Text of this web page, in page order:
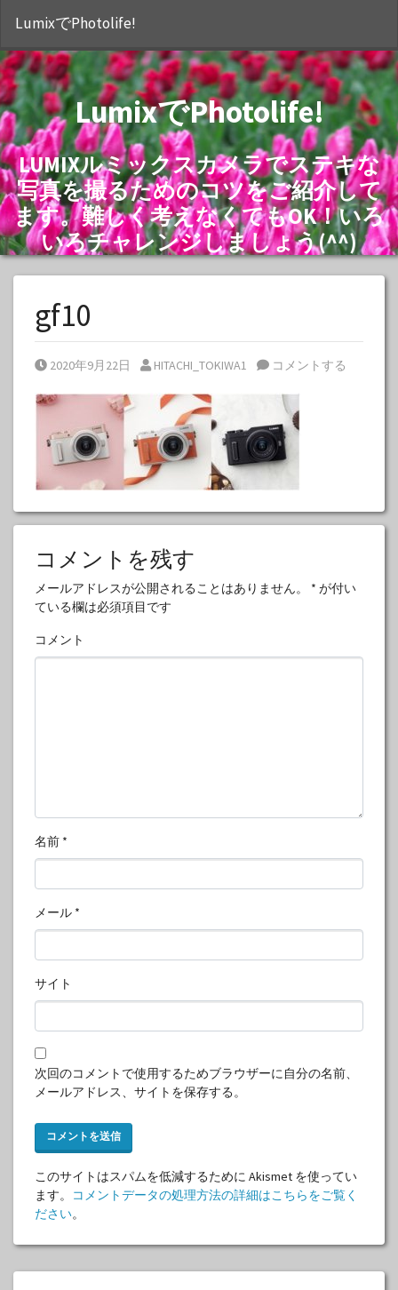
LumixでPhotolife!
LumixでPhotolife!
LUMIXルミックスカメラでステキな
写真を撮るためのコツをご紹介して
ます。難しく考えなくてもOK！いろ
いろチャレンジしましょう(^^)
gf10
Posted on
2020年9月22日 Posted by
HITACHI_TOKIWA1 コメントする
コメントを残す
メールアドレスが公開されることはありません。 * が付い
ている欄は必須項目です
コメント
名前 *
メール *
サイト
次回のコメントで使用するためブラウザーに自分の名前、
メールアドレス、サイトを保存する。
このサイトはスパムを低減するために Akismet を使ってい
ます。
コメントデータの処理方法の詳細はこちらをご覧く
ださい。